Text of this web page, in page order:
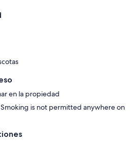
en la propiedad
is not permitted anywhere on